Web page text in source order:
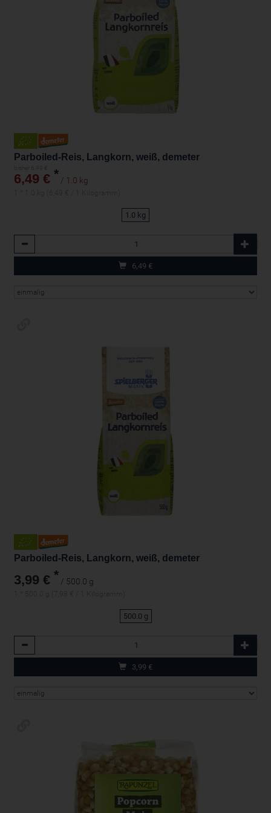
Parboiled-Reis, Langkorn, weiß, demeter
6,49 € * / 1.0 kg
1.0 kg
6,49 €
Parboiled-Reis, Langkorn, weiß, demeter
3,99 € * / 500.0 g
500.0 g
3,99 €